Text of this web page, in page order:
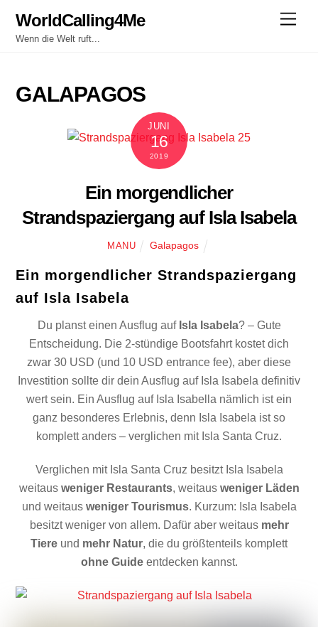
content
WorldCalling4Me
Wenn die Welt ruft...
GALAPAGOS
JUNI
16
2019
Ein morgendlicher
Strandspaziergang auf Isla Isabela
MANU Galapagos
Ein morgendlicher Strandspaziergang
auf Isla Isabela
Du planst einen Ausflug auf Isla Isabela? – Gute
Entscheidung. Die 2-stündige Bootsfahrt kostet dich
zwar 30 USD (und 10 USD entrance fee), aber diese
Investition sollte dir dein Ausflug auf Isla Isabela definitiv
wert sein. Ein Ausflug auf Isla Isabella nämlich ist ein
ganz besonderes Erlebnis, denn Isla Isabela ist so
komplett anders – verglichen mit Isla Santa Cruz.
Verglichen mit Isla Santa Cruz besitzt Isla Isabela
weitaus weniger Restaurants, weitaus weniger Läden
und weitaus weniger Tourismus. Kurzum: Isla Isabela
besitzt weniger von allem. Dafür aber weitaus mehr
Tiere und mehr Natur, die du größtenteils komplett
ohne Guideentdecken kannst.